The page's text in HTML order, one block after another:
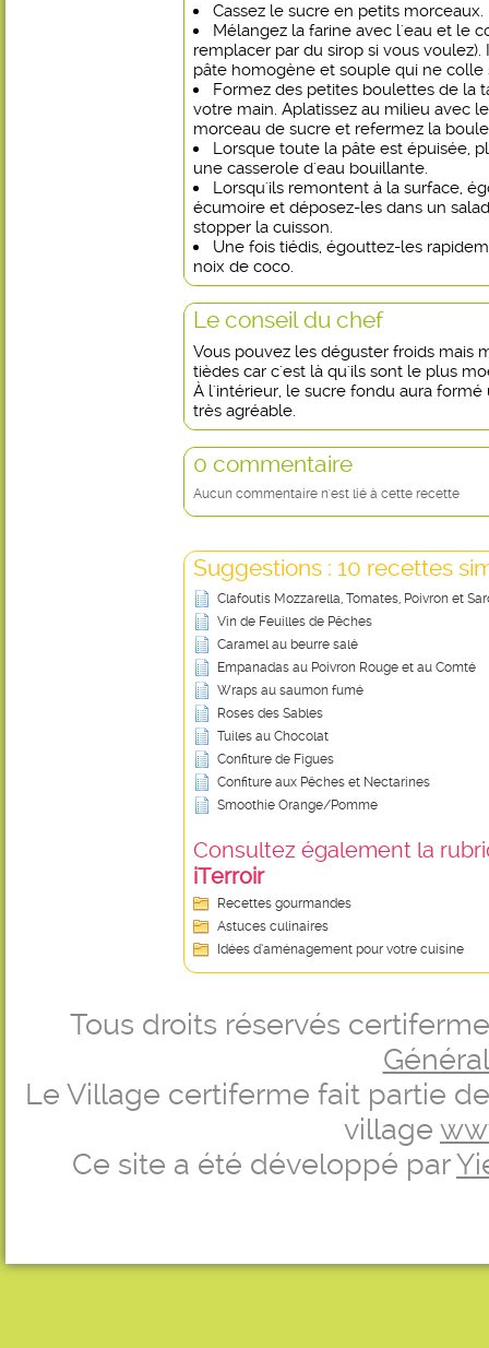
Cassez le sucre en petits morceaux.
Mélangez la farine avec l'eau et le
remplacer par du sirop si vous
pâte homogène et souple qui ne colle
Formez des petites boulettes de la
votre main. Aplatissez au milieu avec
morceau de sucre et refermez la
Lorsque toute la pâte est épuisée,
une casserole d'eau bouillante.
Lorsqu'ils remontent à la surface,
écumoire et déposez-les dans un
stopper la cuisson.
Une fois tiédis, égouttez-les
noix de coco.
Le conseil du chef
Vous pouvez les déguster froids mais
tièdes car c'est là qu'ils sont le plus
À l'intérieur, le sucre fondu aura
très agréable.
0 commentaire
Aucun commentaire n'est lié à cette recette
Suggestions : 10 recettes
Clafoutis Mozzarella, Tomates, Poivron et
Vin de Feuilles de Pêches
Caramel au beurre salé
Empanadas au Poivron Rouge et au Comté
Wraps au saumon fumé
Roses des Sables
Tuiles au Chocolat
Confiture de Figues
Confiture aux Pêches et Nectarines
Smoothie Orange/Pomme
Consultez également la
iTerroir
Recettes gourmandes
Astuces culinaires
Idées d’aménagement pour votre cuisine
Tous droits réservés
Le Village certiferme fait partie
village
Ce site a été développé par